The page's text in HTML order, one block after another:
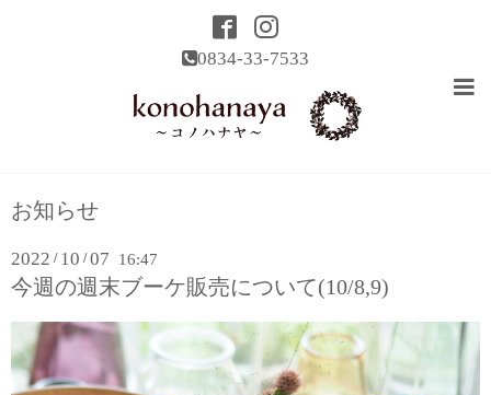
0834-33-7533
お知らせ
2022 / 10 /07 16:47
今週の週末ブーケ販売について(10/8,9)